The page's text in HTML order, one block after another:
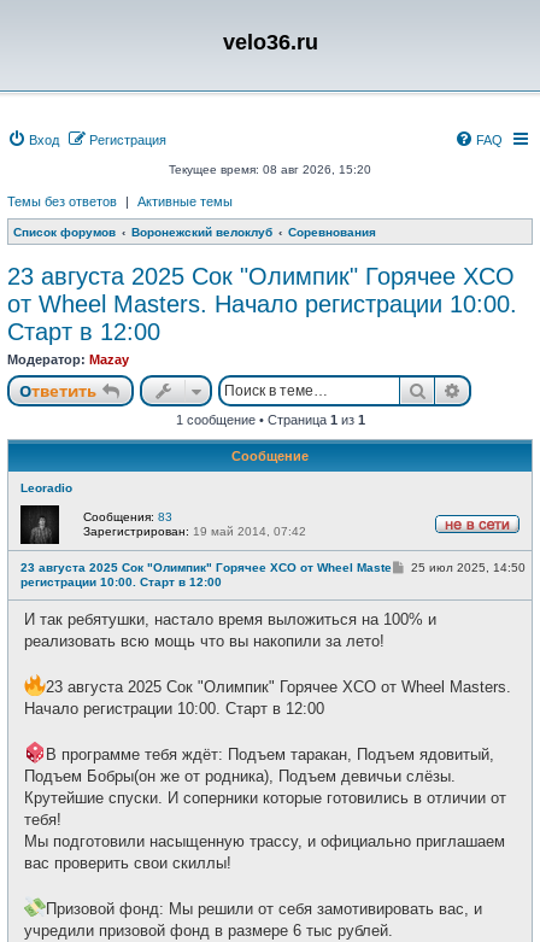
velo36.ru
Вход Регистрация FAQ
Текущее время: 08 авг 2026, 15:20
Темы без ответов | Активные темы
Список форумов Воронежский велоклуб Соревнования
23 августа 2025 Сок "Олимпик" Горячее XCO
от Wheel Masters. Начало регистрации 10:00.
Старт в 12:00
Модератор: Mazay
Ответить Поиск
1 сообщение • Страница 1 из 1
Сообщение
Leoradio
е
в
е
Сообщения: 83
Зарегистрирован: 19 май 2014, 07:42
23 августа 2025 Сок "Олимпик" Горячее XCO от Wheel Masters. Начало
регистрации 10:00. Старт в 12:00
С
щ
е
25 июл 2025, 14:50
И так ребятушки, настало время выложиться на 100% и
реализовать всю мощь что вы накопили за лето!
23 августа 2025 Сок "Олимпик" Горячее XCO от Wheel Masters.
Начало регистрации 10:00. Старт в 12:00
В программе тебя ждёт: Подъем таракан, Подъем ядовитый,
Подъем Бобры(он же от родника), Подъем девичьи слёзы.
Крутейшие спуски. И соперники которые готовились в отличии от
тебя!
Мы подготовили насыщенную трассу, и официально приглашаем
вас проверить свои скиллы!
Призовой фонд: Мы решили от себя замотивировать вас, и
учредили призовой фонд в размере 6 тыс рублей.